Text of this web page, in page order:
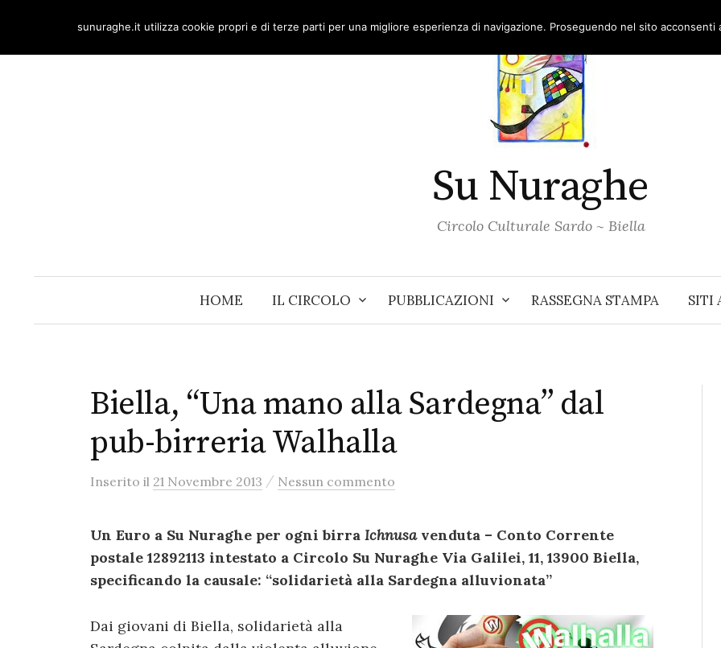
content
Su Nuraghe
Circolo Culturale Sardo ~ Biella
HOME IL CIRCOLO PUBBLICAZIONI RASSEGNA STAMPA SITI
Biella, “Una mano alla Sardegna” dal
pub-birreria Walhalla
Inserito il 21 Novembre 2013 / Nessun commento
Un Euro a Su Nuraghe per ogni birra Ichnusavenduta – Conto Corrente
postale 12892113 intestato a Circolo Su Nuraghe Via Galilei, 11, 13900 Biella,
specificando la causale: “solidarietà alla Sardegna alluvionata”
Dai giovani di Biella, solidarietà alla
sunuraghe.it utilizza cookie propri e di terze parti per una migliore esperienza di navigazione. Proseguendo nel sito acconsenti